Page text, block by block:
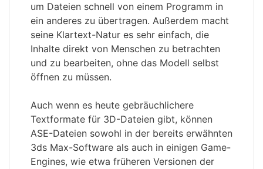
um Dateien schnell von einem Programm in
ein anderes zu übertragen. Außerdem macht
seine Klartext-Natur es sehr einfach, die
Inhalte direkt von Menschen zu betrachten
und zu bearbeiten, ohne das Modell selbst
öffnen zu müssen.
Auch wenn es heute gebräuchlichere
Textformate für 3D-Dateien gibt, können
ASE-Dateien sowohl in der bereits erwähnten
3ds Max-Software als auch in einigen Game-
Engines, wie etwa früheren Versionen der